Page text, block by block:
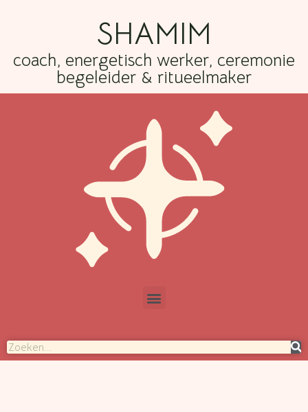
SHAMIM
coach, energetisch werker, ceremonie
begeleider & ritueelmaker